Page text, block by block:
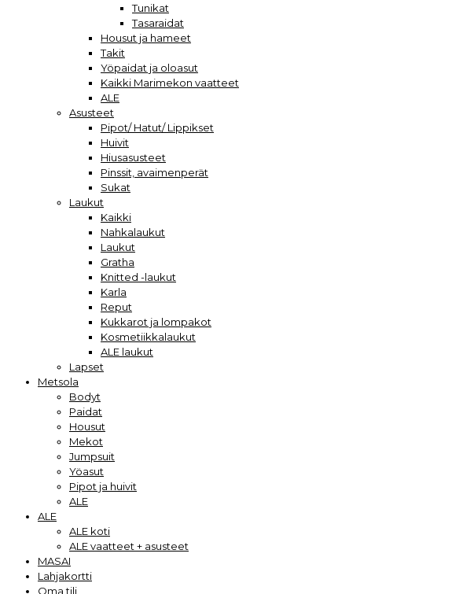
Tunikat
Tasaraidat
Housut ja hameet
Takit
Yöpaidat ja oloasut
Kaikki Marimekon vaatteet
ALE
Asusteet
Pipot/ Hatut/ Lippikset
Huivit
Hiusasusteet
Pinssit, avaimenperät
Sukat
Laukut
Kaikki
Nahkalaukut
Laukut
Gratha
Knitted -laukut
Karla
Reput
Kukkarot ja lompakot
Kosmetiikkalaukut
ALE laukut
Lapset
Metsola
Bodyt
Paidat
Housut
Mekot
Jumpsuit
Yöasut
Pipot ja huivit
ALE
ALE
ALE koti
ALE vaatteet + asusteet
MASAI
Lahjakortti
Oma tili